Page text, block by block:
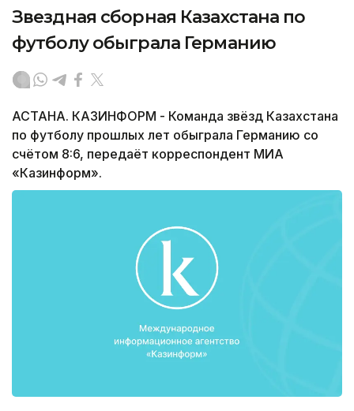
Звездная сборная Казахстана по
футболу обыграла Германию
АСТАНА. КАЗИНФОРМ - Команда звёзд Казахстана
по футболу прошлых лет обыграла Германию со
счётом 8:6, передаёт корреспондент МИА
«Казинформ».